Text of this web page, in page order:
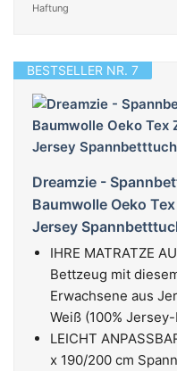
Haftung
BESTSELLER NR. 7
Dreamzie -
Baumwolle Oeko
Jersey
IHRE MATRATZE
Bettzeug mit
Erwachsene aus
Weiß (100%
LEICHT
x 190/200 cm